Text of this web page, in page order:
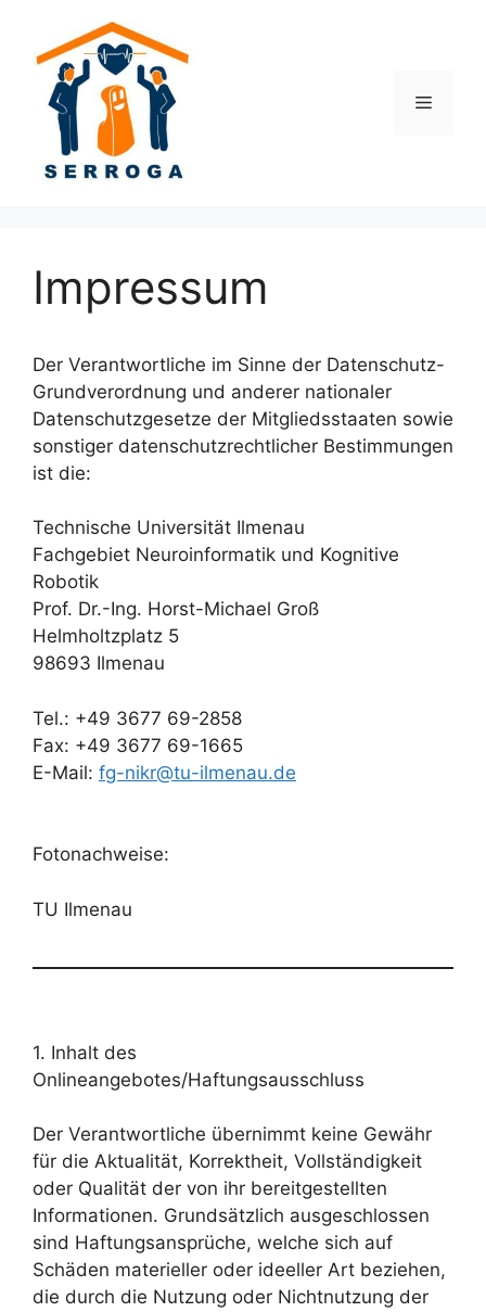
springen
Menü
Impressum
Der Verantwortliche im Sinne der Datenschutz-
Grundverordnung und anderer nationaler
Datenschutzgesetze der Mitgliedsstaaten sowie
sonstiger datenschutzrechtlicher Bestimmungen
ist die:
Technische Universität Ilmenau
Fachgebiet Neuroinformatik und Kognitive
Robotik
Prof. Dr.-Ing. Horst-Michael Groß
Helmholtzplatz 5
98693 Ilmenau
Tel.: +49 3677 69-2858
Fax: +49 3677 69-1665
E-Mail: fg-nikr@tu-ilmenau.de
Fotonachweise:
TU Ilmenau
1. Inhalt des
Onlineangebotes/Haftungsausschluss
Der Verantwortliche übernimmt keine Gewähr
für die Aktualität, Korrektheit, Vollständigkeit
oder Qualität der von ihr bereitgestellten
Informationen. Grundsätzlich ausgeschlossen
sind Haftungsansprüche, welche sich auf
Schäden materieller oder ideeller Art beziehen,
die durch die Nutzung oder Nichtnutzung der